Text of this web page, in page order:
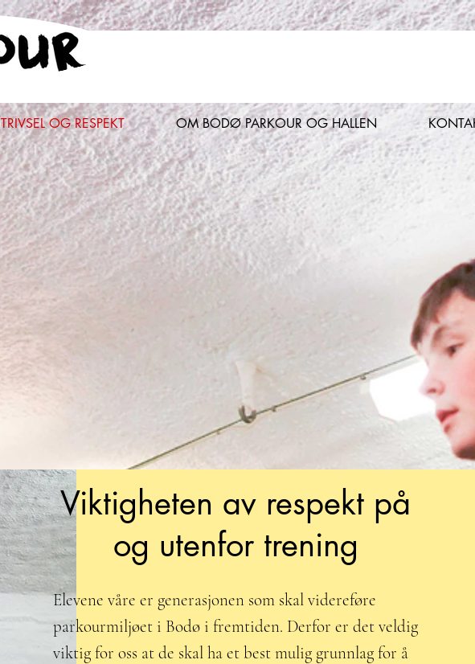
TRIVSEL OG RESPEKT OM BODØ PARKOUR OG HALLEN
Viktigheten av respekt på
og utenfor trening
Elevene våre er generasjonen som skal videreføre
parkourmiljøet i Bodø i fremtiden. Derfor er det veldig
viktig for oss at de skal ha et best mulig grunnlag for å